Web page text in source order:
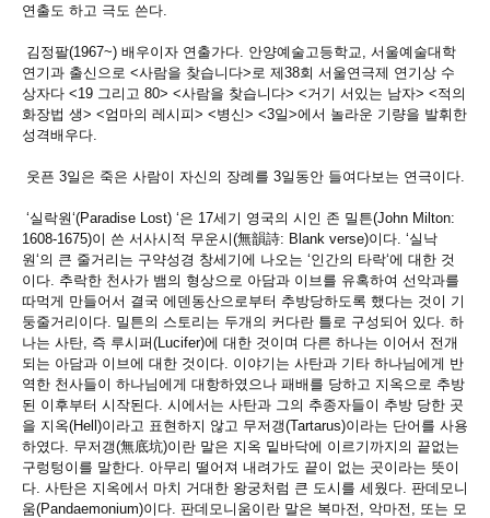
연출도 하고 극도 쓴다
김정팔(1967~) 배우이자 연출가다 안양예술고등학교
서울예술대학
연기과 출신으로 <사람을 찾습니다> 로 제38회 서울연극제 연기상 수
상자다 <19 그리고 80> <사람을 찾습니다> <거기 서있는 남자> <적의
화장법 생> <엄마의 레시피> <병신> <3일>에서 놀라운 기량을 발휘한
성격배우다
웃픈 3일은 죽은 사람이 자신의 장례를 3일동안 들여다보는 연극이다
‘실락원‘(Paradise Lost) ‘은 17세기 영국의 시인 존 밀튼(John Milton:
1608-1675)이 쓴 서사시적 무운시(無韻詩: Blank verse)이다 . ‘실낙
원‘의 큰 줄거리는 구약성경 창세기에 나오는 ‘인간의 타락‘에 대한 것
이다 추락한 천사가 뱀의 형상으로 아담과 이브를 유혹하여 선악과를
따먹게 만들어서 결국 에덴동산으로부터 추방당하도록 했다는 것이 기
둥줄거리이다 밀튼의 스토리는 두개의 커다란 틀로 구성되어 있다 하
나는 사탄 즉 루시퍼(Lucifer)에 대한 것이며 다른 하나는 이어서 전개
되는 아담과 이브에 대한 것이다 이야기는 사탄과 기타 하나님에게 반
역한 천사들이 하나님에게 대항하였으나 패배를 당하고 지옥으로 추방
된 이후부터 시작된다 시에서는 사탄과 그의 추종자들이 추방 당한 곳
을 지옥(Hell)이라고 표현하지 않고 무저갱(Tartarus)이라는 단어를 사용
하였다 무저갱(無底坑)이란 말은 지옥 밑바닥에 이르기까지의 끝없는
구렁텅이를 말한다 아무리 떨어져 내려가도 끝이 없는 곳이라는 뜻이
다 사탄은 지옥에서 마치 거대한 왕궁처럼 큰 도시를 세웠다 판데모니
움(Pandaemonium)이다 판데모니움이란 말은 복마전 악마전
또는 모